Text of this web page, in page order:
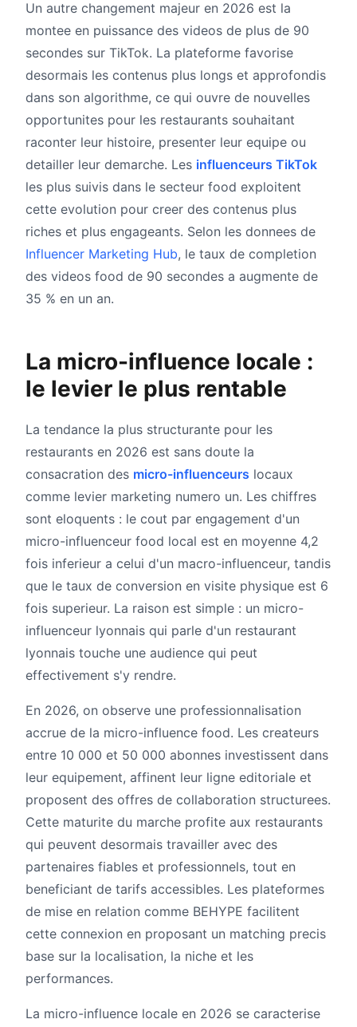
Un autre changement majeur en 2026 est la
montee en puissance des videos de plus de 90
secondes sur TikTok. La plateforme favorise
desormais les contenus plus longs et approfondis
dans son algorithme, ce qui ouvre de nouvelles
opportunites pour les restaurants souhaitant
raconter leur histoire, presenter leur equipe ou
detailler leur demarche. Les influenceurs TikTok
les plus suivis dans le secteur food exploitent
cette evolution pour creer des contenus plus
riches et plus engageants. Selon les donnees de
Influencer Marketing Hub, le taux de completion
des videos food de 90 secondes a augmente de
35 % en un an.
La micro-influence locale :
le levier le plus rentable
La tendance la plus structurante pour les
restaurants en 2026 est sans doute la
consacration des micro-influenceurs locaux
comme levier marketing numero un. Les chiffres
sont eloquents : le cout par engagement d'un
micro-influenceur food local est en moyenne 4,2
fois inferieur a celui d'un macro-influenceur, tandis
que le taux de conversion en visite physique est 6
fois superieur. La raison est simple : un micro-
influenceur lyonnais qui parle d'un restaurant
lyonnais touche une audience qui peut
effectivement s'y rendre.
En 2026, on observe une professionnalisation
accrue de la micro-influence food. Les createurs
entre 10 000 et 50 000 abonnes investissent dans
leur equipement, affinent leur ligne editoriale et
proposent des offres de collaboration structurees.
Cette maturite du marche profite aux restaurants
qui peuvent desormais travailler avec des
partenaires fiables et professionnels, tout en
beneficiant de tarifs accessibles. Les plateformes
de mise en relation comme BEHYPE facilitent
cette connexion en proposant un matching precis
base sur la localisation, la niche et les
performances.
La micro-influence locale en 2026 se caracterise